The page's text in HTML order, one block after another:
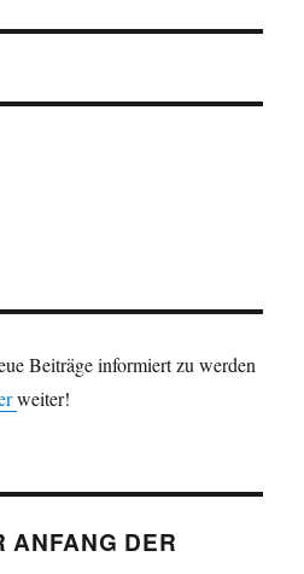
Beiträge informiert zu werden
weiter!
ANFANG DER